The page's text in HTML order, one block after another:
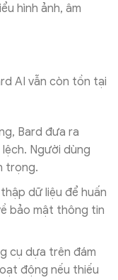
hình ảnh, âm
AI vẫn còn tồn tại
Bard đưa ra
Người dùng
trọng.
dữ liệu để huấn
bảo mật thông tin
cụ dựa trên đám
động nếu thiếu